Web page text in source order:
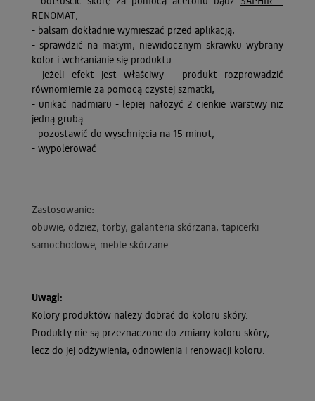
RENOMAT,
- balsam dokładnie wymieszać przed aplikacją,
- sprawdzić na małym, niewidocznym skrawku wybrany
kolor i wchłanianie się produktu
- jeżeli efekt jest właściwy - produkt rozprowadzić
równomiernie za pomocą czystej szmatki,
- unikać nadmiaru - lepiej nałożyć 2 cienkie warstwy niż
jedną grubą
- pozostawić do wyschnięcia na 15 minut,
- wypolerować
Zastosowanie:
obuwie, odzież, torby, galanteria skórzana, tapicerki
samochodowe, meble skórzane
Uwagi:
Kolory produktów należy dobrać do koloru skóry.
Produkty nie są przeznaczone do zmiany koloru skóry,
lecz do jej odżywienia, odnowienia i renowacji koloru.